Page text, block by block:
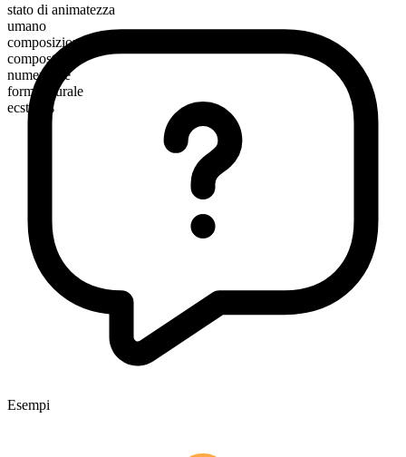
stato di animatezza
umano
composizione morfologica
composto
numerabile
forma plurale
ecstatics
Esempi